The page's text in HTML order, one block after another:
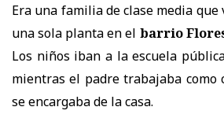
Era una familia de clase media que
una sola planta en el barrio
Los niños iban a la escuela
mientras el padre trabajaba como
se encargaba de la casa.